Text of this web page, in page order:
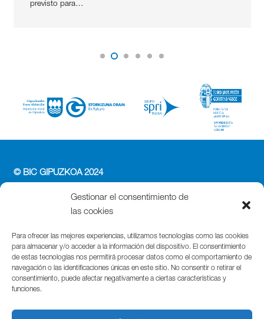
Gestionar el consentimiento de
las cookies
Para ofrecer las mejores experiencias, utilizamos tecnologías como las cookies
para almacenar y/o acceder a la información del dispositivo. El consentimiento
de estas tecnologías nos permitirá procesar datos como el comportamiento de
navegación o las identificaciones únicas en este sitio. No consentir o retirar el
consentimiento, puede afectar negativamente a ciertas características y
funciones.
previsto para…
© BIC GIPUZKOA 2024
PERFIL DEL CONTRATANTE
ACCESIBILIDAD
POLÍTICA DE COOKIES
AVISO LEGAL
Parque Cientifico Tecnológico de Gipuzkoa
Edificio Tandem – Paseo Miramón, 170